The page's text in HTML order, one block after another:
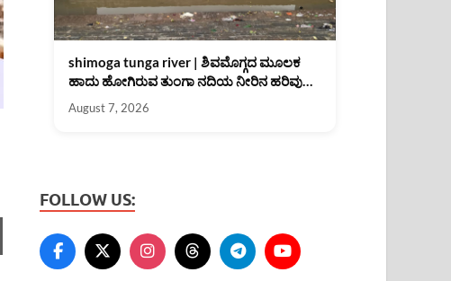
shimoga tunga river | ಶಿವಮೊಗ್ಗದ ಮೂಲಕ
ಹಾದು ಹೋಗಿರುವ ತುಂಗಾ ನದಿಯ ನೀರಿನ ಹರಿವು
August 7, 2026
FOLLOW US: